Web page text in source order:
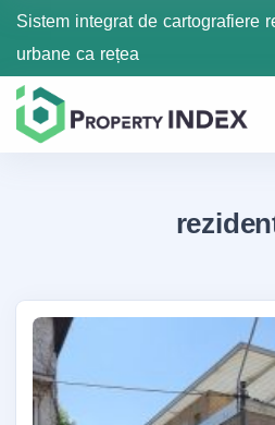
Sistem integrat de cartografiere
urbane ca rețea